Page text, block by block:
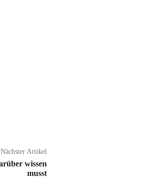
Nächster Artikel
wissen
musst